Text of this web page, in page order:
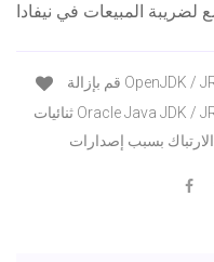
المبيعات في نيفادا
ثنائيات Oracle Java JDK / JRE. سيؤدي ذلك إلى تجنب تعارض النظام